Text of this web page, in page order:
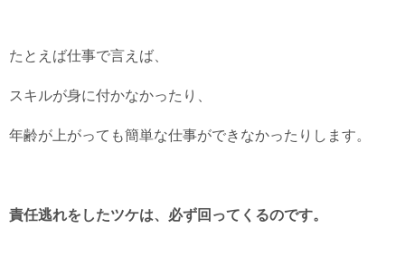
たとえば仕事で言えば、
スキルが身に付かなかったり、
年齢が上がっても簡単な仕事ができなかったりします。
責任逃れをしたツケは、必ず回ってくるのです。